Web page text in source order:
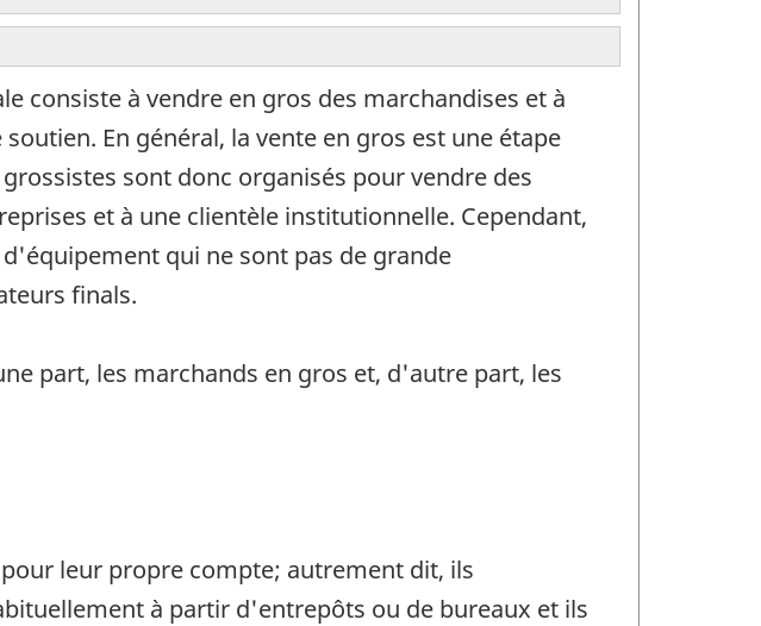
consiste à vendre en gros des marchandises et à
En général, la vente en gros est une étape
sont donc organisés pour vendre des
et à une clientèle institutionnelle. Cependant,
qui ne sont pas de grande
finals.
part, les marchands en gros et, d'autre part, les
leur propre compte; autrement dit, ils
à partir d'entrepôts ou de bureaux et ils